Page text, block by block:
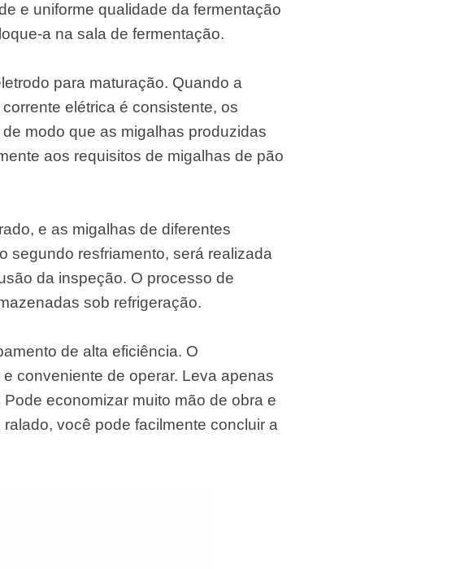
e uniforme qualidade da fermentação
a na sala de fermentação.
para maturação. Quando a
elétrica é consistente, os
modo que as migalhas produzidas
aos requisitos de migalhas de pão
e as migalhas de diferentes
segundo resfriamento, será realizada
da inspeção. O processo de
sob refrigeração.
de alta eficiência. O
conveniente de operar. Leva apenas
economizar muito mão de obra e
você pode facilmente concluir a